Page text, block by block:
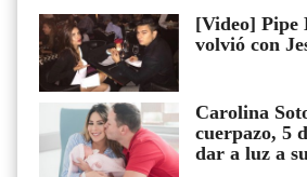
[Video] Pipe
volvió con
Carolina
cuerpazo, 5
dar a luz a